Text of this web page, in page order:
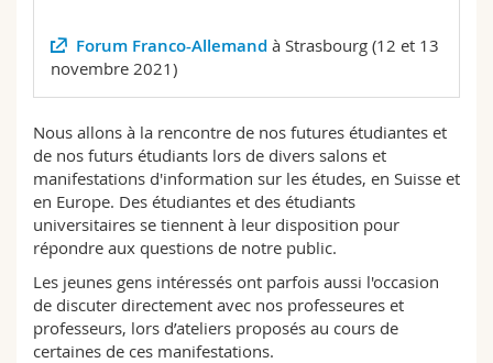
Interfacultaire
Doctorants
Programme des cours
MyUnifr
Forum Franco-Allemandà Strasbourg (12 et 13
novembre 2021)
Nous allons à la rencontre de nos futures étudiantes et
de nos futurs étudiants lors de divers salons et
manifestations d'information sur les études, en Suisse et
en Europe. Des étudiantes et des étudiants
universitaires se tiennent à leur disposition pour
répondre aux questions de notre public.
Les jeunes gens intéressés ont parfois aussi l'occasion
de discuter directement avec nos professeures et
professeurs, lors d’ateliers proposés au cours de
certaines de ces manifestations.